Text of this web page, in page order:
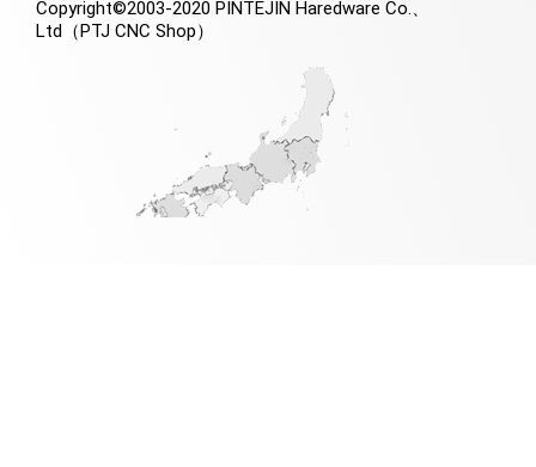
Copyright©2003-2020 PINTEJIN Haredware Co.、
Ltd（PTJ CNC Shop）